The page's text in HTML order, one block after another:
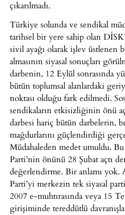
çıkarılmadı.
Türkiye solunda ve sendikal
tarihsel bir yere sahip olan
sivil ayağı olarak işlev üstlenen
almasının siyasal sonuçları
darbenin, 12 Eylül sonrasında
bütün toplumsal alanlardaki
noktası olduğu fark edilmedi.
sendikaların etkisizliğinin önü
darbesi hariç bütün darbelerin,
mağdurlarını güçlendirdiği
Müdahaleden medet umuldu.
Parti’nin önünü 28 Şubat açtı
değerlendirme. Bir anlamı yok.
Parti’yi merkezin tek siyasal
2007 e-muhtırasında veya 15
girişiminde tereddütlü